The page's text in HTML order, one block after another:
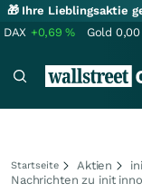
🎁 Ihre Lieblingsaktie
DAX +0,69% Gold 0,00
Startseite Aktien
Nachrichten zu init